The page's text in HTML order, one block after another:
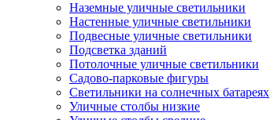
Наземные уличные светильники
Настенные уличные светильники
Подвесные уличные светильники
Подсветка зданий
Потолочные уличные светильники
Садово-парковые фигуры
Светильники на солнечных батареях
Уличные столбы низкие